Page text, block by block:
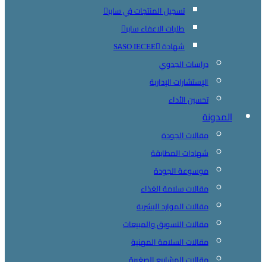
تسجيل المنتجات في سابر
طلبات الاعفاء سابر
شهادة SASO IECEE
دراسات الجدوي
الإستشارات الإدارية
تحسين الأداء
المدونة
مقالات الجودة
شهادات المطابقة
موسوعة الجودة
مقالات سلامة الغذاء
مقالات الموارد البشرية
مقالات التسويق والمبيعات
مقالات السلامة المهنية